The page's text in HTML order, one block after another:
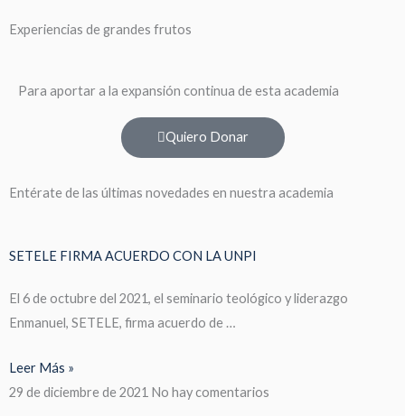
Experiencias de grandes frutos
Para aportar a la expansión continua de esta academia
Quiero Donar
Entérate de las últimas novedades en nuestra academia
SETELE FIRMA ACUERDO CON LA UNPI
El 6 de octubre del 2021, el seminario teológico y liderazgo
Enmanuel, SETELE, firma acuerdo de …
Leer Más »
29 de diciembre de 2021 No hay comentarios